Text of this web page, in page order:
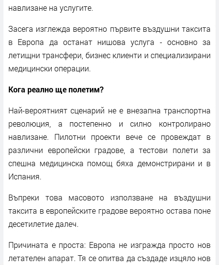
навлизане на услугите.
Засега изглежда вероятно първите въздушни таксита
в Европа да останат нишова услуга - основно за
летищни трансфери, бизнес клиенти и специализирани
медицински операции.
Кога реално ще полетим?
Най-вероятният сценарий не е внезапна транспортна
революция, а постепенно и силно контролирано
навлизане. Пилотни проекти вече се провеждат в
различни европейски градове, а тестови полети за
спешна медицинска помощ бяха демонстрирани и в
Испания.
Въпреки това масовото използване на въздушни
таксита в европейските градове вероятно остава поне
десетилетие далеч.
Причината е проста: Европа не изгражда просто нов
летателен апарат. Тя се опитва да създаде изцяло нов